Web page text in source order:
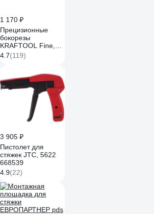
1 170 ₽
Прецизионные
бокорезы
KRAFTOOL Fine,
чистый рез 115 мм
220017-6-11_z01
4.7(119)
3 905 ₽
Пистолет для
стяжек JTC, 5622
668539
4.9(22)